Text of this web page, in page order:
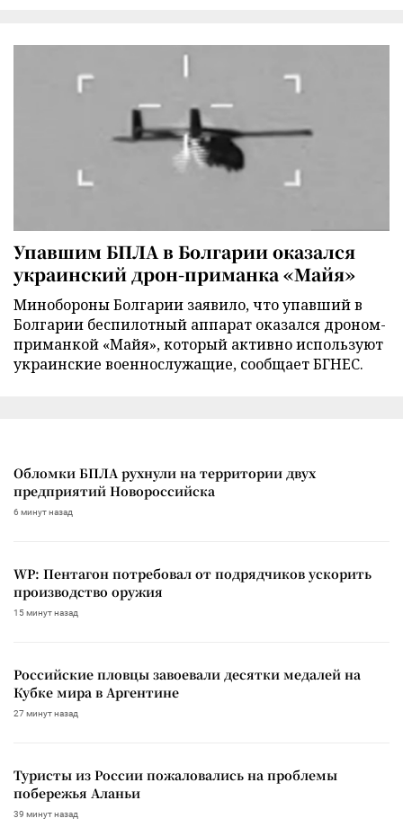
Упавшим БПЛА в Болгарии оказался
украинский дрон-приманка «Майя»
Минобороны Болгарии заявило, что упавший в
Болгарии беспилотный аппарат оказался дроном-
приманкой «Майя», который активно используют
украинские военнослужащие, сообщает БГНЕС.
Обломки БПЛА рухнули на территории двух
предприятий Новороссийска
6 минут назад
WP: Пентагон потребовал от подрядчиков ускорить
производство оружия
15 минут назад
Российские пловцы завоевали десятки медалей на
Кубке мира в Аргентине
27 минут назад
Туристы из России пожаловались на проблемы
побережья Аланьи
39 минут назад